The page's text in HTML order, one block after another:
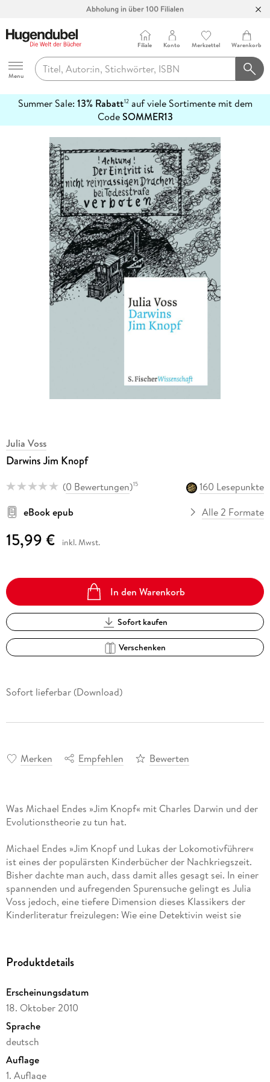
Hugendubel
Menu
Filiale Konto Merkzettel Warenkorb
Summer Sale: 13% Rabatt12auf viele Sortimente mit dem
CodeSOMMER13
erfahren
Julia Voss
Darwins Jim Knopf
(0 Bewertungen)15
160 Lesepunkte
eBook epub
Alle 2 Formate
15,99 € inkl. Mwst.
In den Warenkorb
Sofort kaufen
Verschenken
Sofort lieferbar (Download)
Merken Empfehlen Bewerten
Was Michael Endes »Jim Knopf« mit Charles Darwin und der
Evolutionstheorie zu tun hat.
Michael Endes »Jim Knopf und Lukas der Lokomotivführer«
ist eines der populärsten Kinderbücher der Nachkriegszeit.
Bisher dachte man auch, dass damit alles gesagt sei. In einer
spannenden und aufregenden Spurensuche gelingt es Julia
Voss jedoch, eine tiefere Dimension dieses Klassikers der
Kinderliteratur freizulegen: Wie eine Detektivin weist sie
viele, dass sich dahinter ein Plan verbergen muss. Diesen
Plan legt sie Schritt für Schritt frei und zeigt, dass Michael
Phantasie.
Produktdetails
Erscheinungsdatum
18. Oktober 2010
Sprache
deutsch
Auflage
1. Auflage